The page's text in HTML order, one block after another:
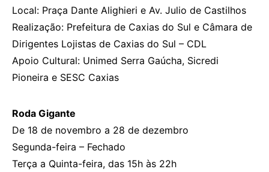
Local: Praça Dante Alighieri e Av. Julio de Castilhos
Realização: Prefeitura de Caxias do Sul e Câmara de
Dirigentes Lojistas de Caxias do Sul – CDL
Apoio Cultural: Unimed Serra Gaúcha, Sicredi
Pioneira e SESC Caxias
Roda Gigante
De 18 de novembro a 28 de dezembro
Segunda-feira – Fechado
Terça a Quinta-feira, das 15h às 22h